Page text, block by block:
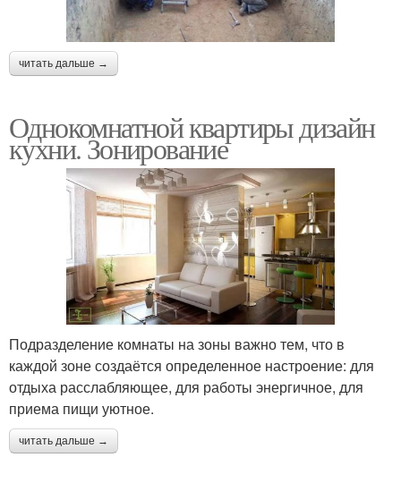
читать дальше →
Однокомнатной квартиры дизайн
кухни. Зонирование
Подразделение комнаты на зоны важно тем, что в
каждой зоне создаётся определенное настроение: для
отдыха расслабляющее, для работы энергичное, для
приема пищи уютное.
читать дальше →